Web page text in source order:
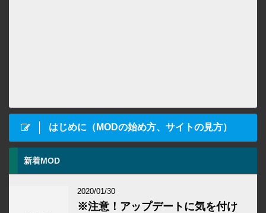
はじめに（MODの始め方、サイトの見方）
新着MOD
2020/01/30
※注意！アップデートに気を付け